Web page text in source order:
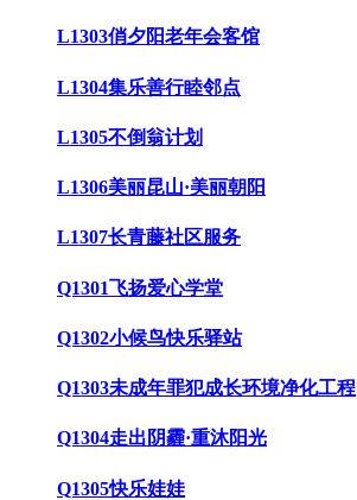
L1303俏夕阳老年会客馆
L1304集乐善行睦邻点
L1305不倒翁计划
L1306美丽昆山·美丽朝阳
L1307长青藤社区服务
Q1301飞扬爱心学堂
Q1302小候鸟快乐驿站
Q1303未成年罪犯成长环境净化工程
Q1304走出阴霾·重沐阳光
Q1305快乐娃娃